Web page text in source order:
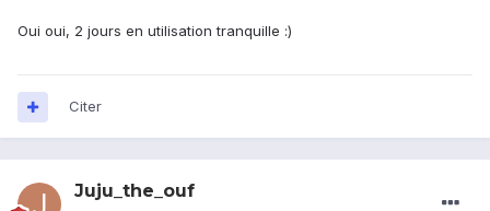
Oui oui, 2 jours en utilisation tranquille :)
Citer
Juju_the_ouf